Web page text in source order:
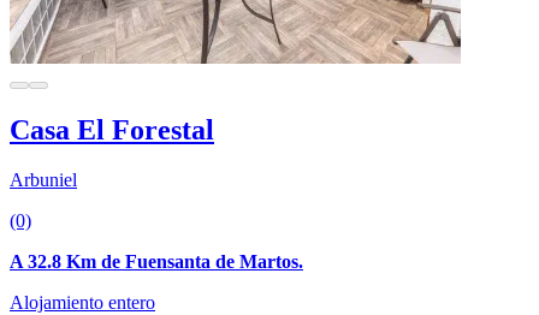
Casa El Forestal
Arbuniel
(0)
A 32.8 Km de Fuensanta de Martos.
Alojamiento entero